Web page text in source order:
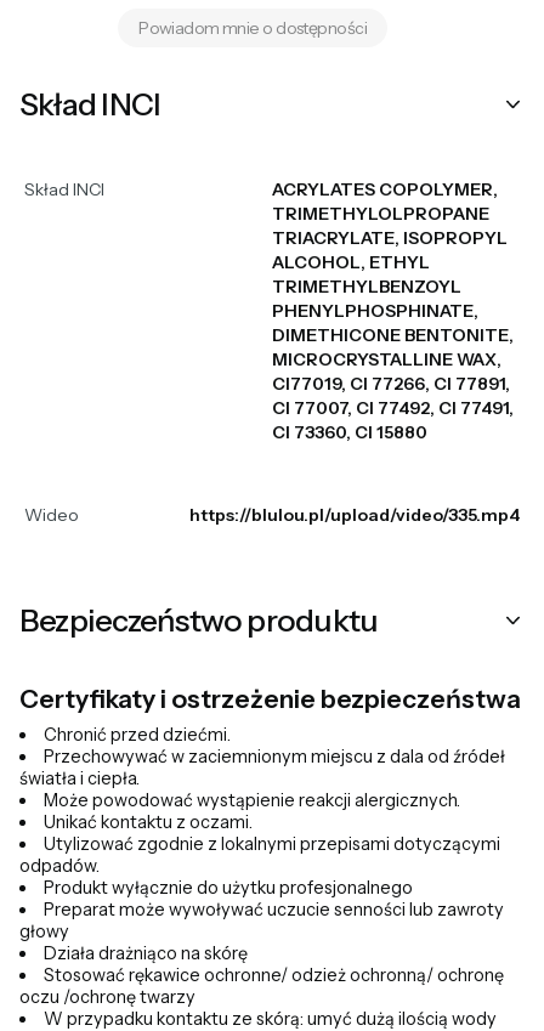
Powiadom mnie o dostępności
Skład INCI
Skład INCI
ACRYLATES COPOLYMER,
TRIMETHYLOLPROPANE
TRIACRYLATE, ISOPROPYL
ALCOHOL, ETHYL
TRIMETHYLBENZOYL
PHENYLPHOSPHINATE,
DIMETHICONE BENTONITE,
MICROCRYSTALLINE WAX,
CI77019, CI 77266, CI 77891,
CI 77007, CI 77492, CI 77491,
CI 73360, CI 15880
Wideo https://blulou.pl/upload/video/335.mp4
Bezpieczeństwo produktu
Certyfikaty i ostrzeżenie bezpieczeństwa
Chronić przed dziećmi.
Przechowywać w zaciemnionym miejscu z dala od źródeł
światła i ciepła.
Może powodować wystąpienie reakcji alergicznych.
Unikać kontaktu z oczami.
Utylizować zgodnie z lokalnymi przepisami dotyczącymi
odpadów.
Produkt wyłącznie do użytku profesjonalnego
Preparat może wywoływać uczucie senności lub zawroty
głowy
Działa drażniąco na skórę
Stosować rękawice ochronne/ odzież ochronną/ ochronę
oczu /ochronę twarzy
W przypadku kontaktu ze skórą: umyć dużą ilością wody